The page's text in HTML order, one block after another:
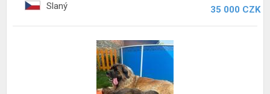
Slaný 35 000 CZK